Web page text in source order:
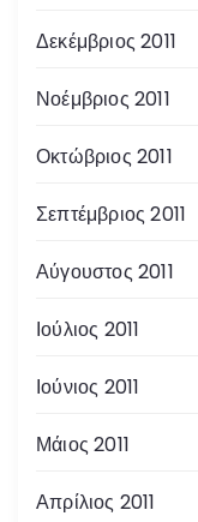
Δεκέμβριος 2011
Νοέμβριος 2011
Οκτώβριος 2011
Σεπτέμβριος 2011
Αύγουστος 2011
Ιούλιος 2011
Ιούνιος 2011
Μάιος 2011
Απρίλιος 2011